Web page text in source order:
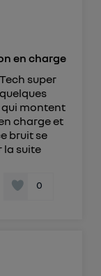
en charge
super
montent
charge et
bruit se
la suite
0